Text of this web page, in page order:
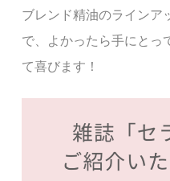
ブレンド精油のラインア
で、よかったら手にとっ
て喜びます！